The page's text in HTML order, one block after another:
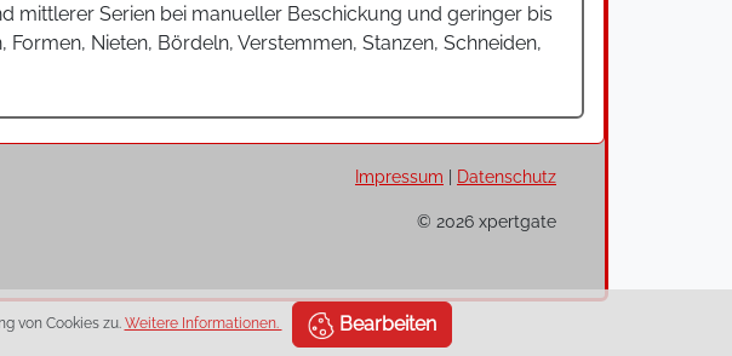
mittlerer Serien bei manueller Beschickung und geringer bis
Nieten, Bördeln, Verstemmen, Stanzen, Schneiden,
Impressum | Datenschutz
© 2026 xpertgate
von Cookies zu. Weitere Informationen. Bearbeiten